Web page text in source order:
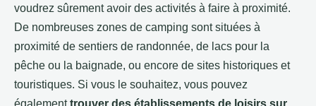
voudrez sûrement avoir des activités à faire à proximité.
De nombreuses zones de camping sont situées à
proximité de sentiers de randonnée, de lacs pour la
pêche ou la baignade, ou encore de sites historiques et
touristiques. Si vous le souhaitez, vous pouvez